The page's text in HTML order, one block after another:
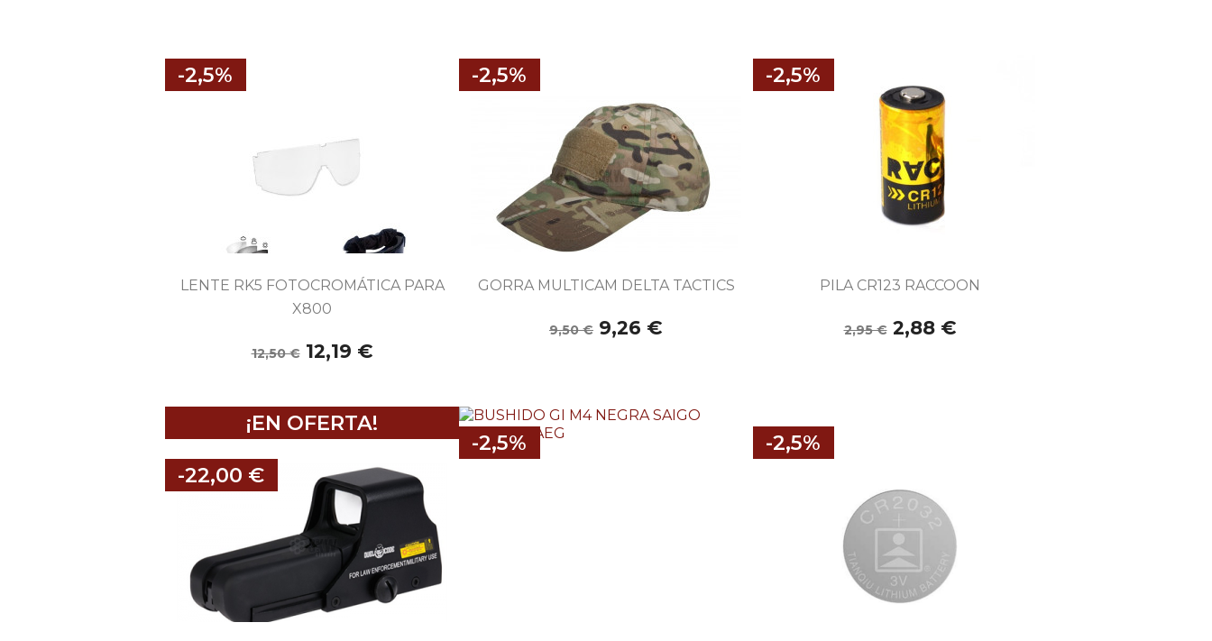
LENTE RK5 FOTOCROMÁTICA PARA
X800
12,50 € 12,19 €
-2,5%
GORRA MULTICAM DELTA TACTICS
9,50 € 9,26 €
-2,5%
PILA CR123 RACCOON
2,95 € 2,88 €
-2,5%
¡EN OFERTA!
-22,00 €
-2,5% -2,5%